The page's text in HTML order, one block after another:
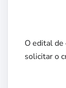
O edital
solicitar o